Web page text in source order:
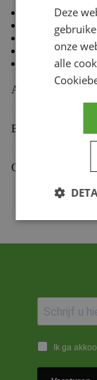
80 % Coton,
Doublure en
Coupe
Capuche
Cordon de
Aanvullende
Beoordelingen (0)
Gekoppelde
Ik ga
Deze
onze
alle